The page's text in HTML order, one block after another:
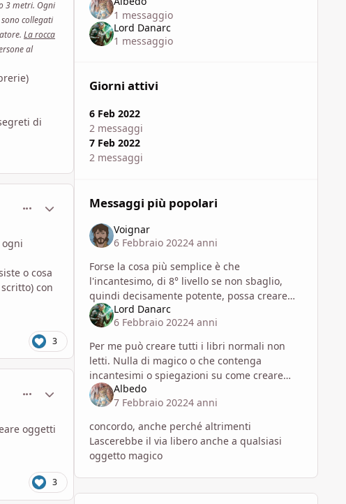
3 metri. Ogni
collegati
La rocca
al
di
comment_1791648
Statistiche Autore
o cosa
con
3
comment_1791673
Statistiche Autore
oggetti
3
1 messaggio
Lord Danarc
1 messaggio
Giorni attivi
6 Feb 2022
2 messaggi
7 Feb 2022
2 messaggi
Messaggi più popolari
Voignar
6 Febbraio 20224 anni
Forse la cosa più semplice è che
l'incantesimo, di 8° livello se non sbaglio,
quindi decisamente potente, possa creare
ogni libro esistente nell'ambientazione in cui
è usato Il dubbio poi diventa
Lord Danarc
6 Febbraio 20224 anni
Per me può creare tutti i libri normali non
letti. Nulla di magico o che contenga
incantesimi o spiegazioni su come creare
oggetti magici o spell
Albedo
7 Febbraio 20224 anni
concordo, anche perché altrimenti
Lascerebbe il via libero anche a qualsiasi
oggetto magico